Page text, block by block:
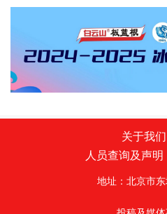
者，甲辰岁（
（2019）荣膺
子获此殊荣之先
芳”。周氏少时
关于我们
人员查询及声明
地址：北京市